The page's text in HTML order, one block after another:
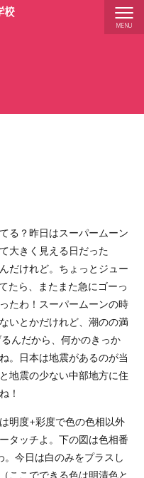
MENU
る？昨日はスーパームーン
大きく見える日だった
だけれど。ちょっとジュー
たら、またまた急にゴーっ
たわ！スーパームーンの時
いとかだけれど、潮のの満
んだから、何かのきっか
。日本は地震があるのが当
地震の少ない中部地方に住
！
明度+彩度で色の色相以外
タッチよ。下の図は色相番
今日は白のみをプラスし
ここでできる色は明清色と